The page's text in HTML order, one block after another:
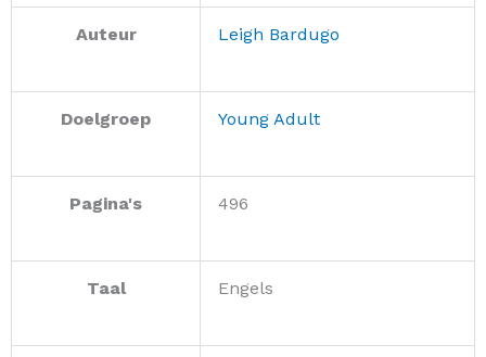
Auteur Leigh Bardugo
Doelgroep Young Adult
Pagina's 496
Taal Engels